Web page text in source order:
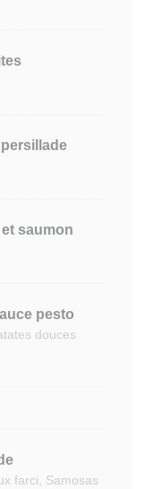
saumon
pesto
douces
farci, Samosas